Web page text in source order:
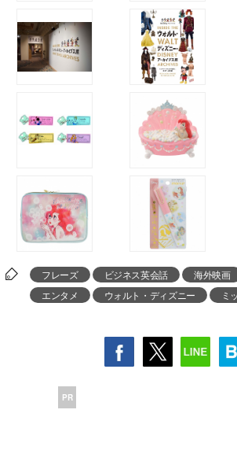
フレーズ ビジネス英会話 海外映画
エンタメ
ウォルト・ディズニー ミ
PR